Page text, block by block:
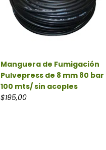
Manguera de Fumigación
Pulvepress de 8 mm 80 bar
100 mts/ sin acoples
$195,00